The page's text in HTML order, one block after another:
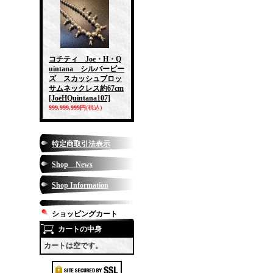
コチティ Joe・H・Q
uintana シルバービー
ズ スカッシュブロッ
サムネックレス約67cm
[JoeHQuintana107]
999,999,999円(税込)
特定商取引法表示
Shop News
Shop Information
ショッピングカート
カートの中身
カートは空です。